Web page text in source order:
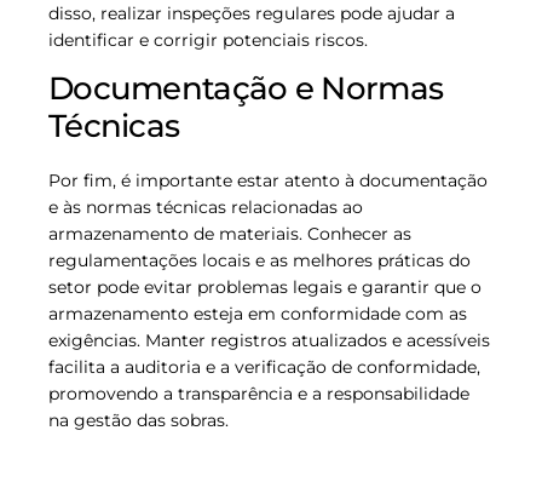
disso, realizar inspeções regulares pode ajudar a
identificar e corrigir potenciais riscos.
Documentação e Normas
Técnicas
Por fim, é importante estar atento à documentação
e às normas técnicas relacionadas ao
armazenamento de materiais. Conhecer as
regulamentações locais e as melhores práticas do
setor pode evitar problemas legais e garantir que o
armazenamento esteja em conformidade com as
exigências. Manter registros atualizados e acessíveis
facilita a auditoria e a verificação de conformidade,
promovendo a transparência e a responsabilidade
na gestão das sobras.